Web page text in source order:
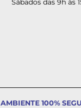
AMBIENTE 100%